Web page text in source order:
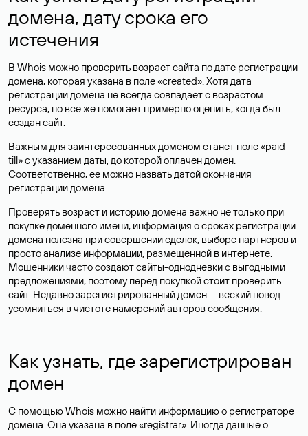
домена, дату срока его
истечения
В Whois можно проверить возраст сайта по дате регистрации
домена, которая указана в поле «created». Хотя дата
регистрации домена не всегда совпадает с возрастом
ресурса, но все же помогает примерно оценить, когда был
создан сайт.
Важным для заинтересованных доменом станет поле «paid-
till» с указанием даты, до которой оплачен домен.
Соответственно, ее можно назвать датой окончания
регистрации домена.
Проверять возраст и историю домена важно не только при
покупке доменного имени, информация о сроках регистрации
домена полезна при совершении сделок, выборе партнеров и
просто анализе информации, размещенной в интернете.
Мошенники часто создают сайты-однодневки с выгодными
предложениями, поэтому перед покупкой стоит проверить
сайт. Недавно зарегистрированный домен — веский повод
усомниться в чистоте намерений авторов сообщения.
Как узнать, где зарегистрирован
домен
С помощью Whois можно найти информацию о регистраторе
домена. Она указана в поле «registrar». Иногда данные о